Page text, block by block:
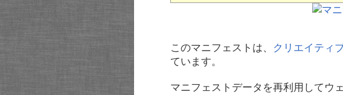
このマニフェストは、 クリエイティ
ています。
マニフェストデータを再利用してウ